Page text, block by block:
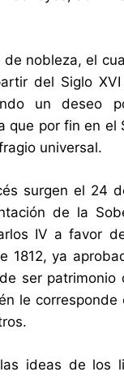
nobleza, el
del Siglo
un deseo
que por fin en
universal.
surgen el 24
de la
IV a favor
1812, ya
ser
le
ideas de